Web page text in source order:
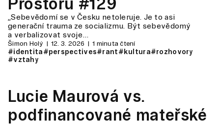
„Sebevědomí se v Česku netoleruje. Je to asi
generační trauma ze socializmu. Být sebevědomý
a verbalizovat svoje…
Šimon Holý 12. 3. 2026 1 minuta čtení
#identita#perspectives#rant#kultura#rozhovory
#vztahy
Lucie Maurová vs.
podfinancované mateřské